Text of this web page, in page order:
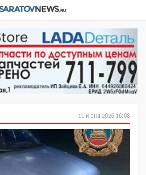
11 июня 2026 16:08